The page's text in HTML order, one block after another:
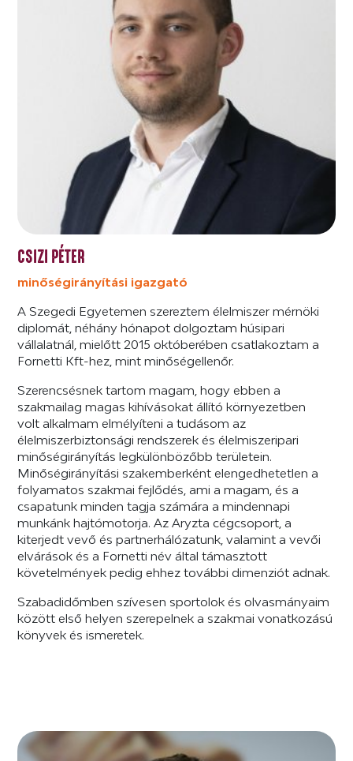
CSIZI PÉTER
minőségirányítási igazgató
A Szegedi Egyetemen szereztem élelmiszer mérnöki
diplomát, néhány hónapot dolgoztam húsipari
vállalatnál, mielőtt 2015 októberében csatlakoztam a
Fornetti Kft-hez, mint minőségellenőr.
Szerencsésnek tartom magam, hogy ebben a
szakmailag magas kihívásokat állító környezetben
volt alkalmam elmélyíteni a tudásom az
élelmiszerbiztonsági rendszerek és élelmiszeripari
minőségirányítás legkülönbözőbb területein.
Minőségirányítási szakemberként elengedhetetlen a
folyamatos szakmai fejlődés, ami a magam, és a
csapatunk minden tagja számára a mindennapi
munkánk hajtómotorja. Az Aryzta cégcsoport, a
kiterjedt vevő és partnerhálózatunk, valamint a vevői
elvárások és a Fornetti név által támasztott
követelmények pedig ehhez további dimenziót adnak.
Szabadidőmben szívesen sportolok és olvasmányaim
között első helyen szerepelnek a szakmai vonatkozású
könyvek és ismeretek.